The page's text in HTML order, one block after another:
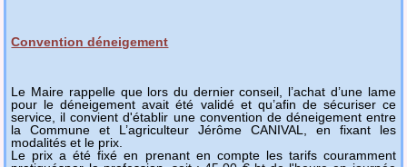
Convention déneigement
Le Maire rappelle que lors du dernier conseil, l’achat d’une lame
pour le déneigement avait été validé et qu’afin de sécuriser ce
service, il convient d'établir une convention de déneigement entre
la Commune et L’agriculteur Jérôme CANIVAL, en fixant les
modalités et le prix.
Le prix a été fixé en prenant en compte les tarifs couramment